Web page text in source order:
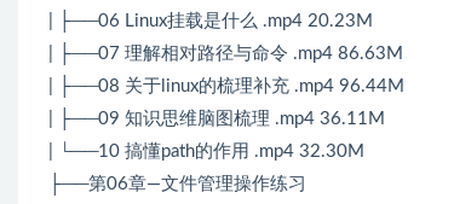
| ├──06 Linux挂载是什么 .mp4 20.23M
| ├──07 理解相对路径与命令 .mp4 86.63M
| ├──08 关于linux的梳理补充 .mp4 96.44M
| ├──09 知识思维脑图梳理 .mp4 36.11M
| └──10 搞懂path的作用 .mp4 32.30M
├──第06章—文件管理操作练习